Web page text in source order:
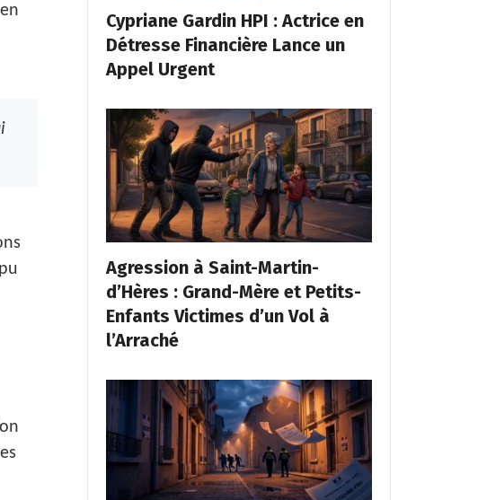
Cypriane Gardin HPI : Actrice en
Détresse Financière Lance un
Appel Urgent
Agression à Saint-Martin-
d’Hères : Grand-Mère et Petits-
Enfants Victimes d’un Vol à
l’Arraché